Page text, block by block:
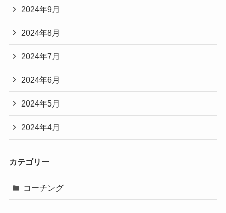
2024年9月
2024年8月
2024年7月
2024年6月
2024年5月
2024年4月
カテゴリー
コーチング